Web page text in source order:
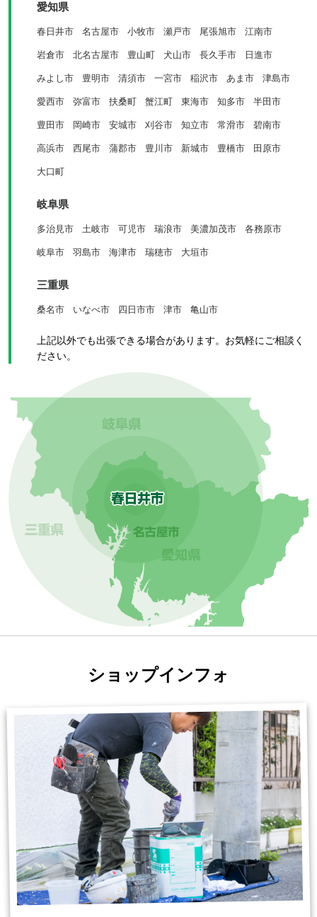
愛知県
春日井市 名古屋市 小牧市 瀬戸市 尾張旭市 江南市
岩倉市 北名古屋市 豊山町 犬山市 長久手市 日進市
みよし市 豊明市 清須市 一宮市 稲沢市 あま市 津島市
愛西市 弥富市 扶桑町 蟹江町 東海市 知多市 半田市
豊田市 岡崎市 安城市 刈谷市 知立市 常滑市 碧南市
高浜市 西尾市 蒲郡市 豊川市 新城市 豊橋市 田原市
大口町
岐阜県
多治見市 土岐市 可児市 瑞浪市 美濃加茂市 各務原市
岐阜市 羽島市 海津市 瑞穂市 大垣市
三重県
桑名市 いなべ市 四日市市 津市 亀山市
上記以外でも出張できる場合があります。お気軽にご相談く
ださい。
ショップインフォ